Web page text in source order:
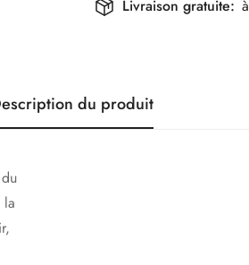
Livraison gratuite:
du produit
la